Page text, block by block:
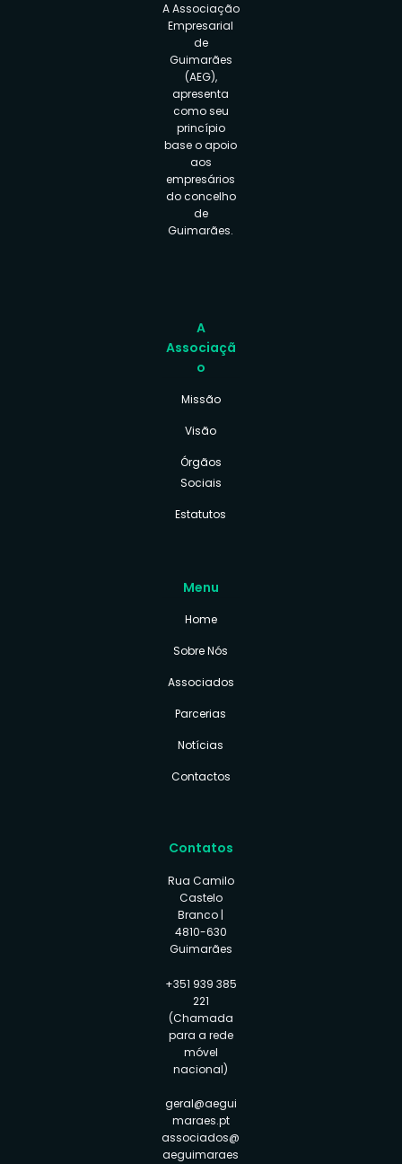
A Associação
Empresarial
de
Guimarães
(AEG),
apresenta
como seu
princípio
base o apoio
aos
empresários
do concelho
de
Guimarães.
A
Associaçã
o
Missão
Visão
Órgãos
Sociais
Estatutos
Menu
Home
Sobre Nós
Associados
Parcerias
Notícias
Contactos
Contatos
Rua Camilo
Castelo
Branco |
4810-630
Guimarães
+351 939 385
221
(Chamada
para a rede
móvel
nacional)
geral@aegui
maraes.pt
associados@
aeguimaraes